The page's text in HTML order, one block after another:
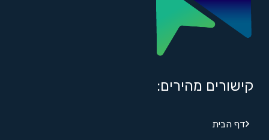
קישורים מהירים:
דף הבית